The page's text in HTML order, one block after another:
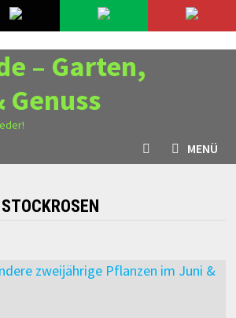
– Garten,
Genuss
MENÜ
STOCKROSEN